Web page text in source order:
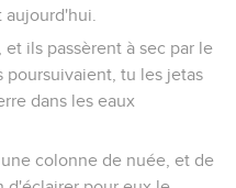
ils passèrent à sec par le
poursuivaient, tu les jetas
dans les eaux
colonne de nuée, et de